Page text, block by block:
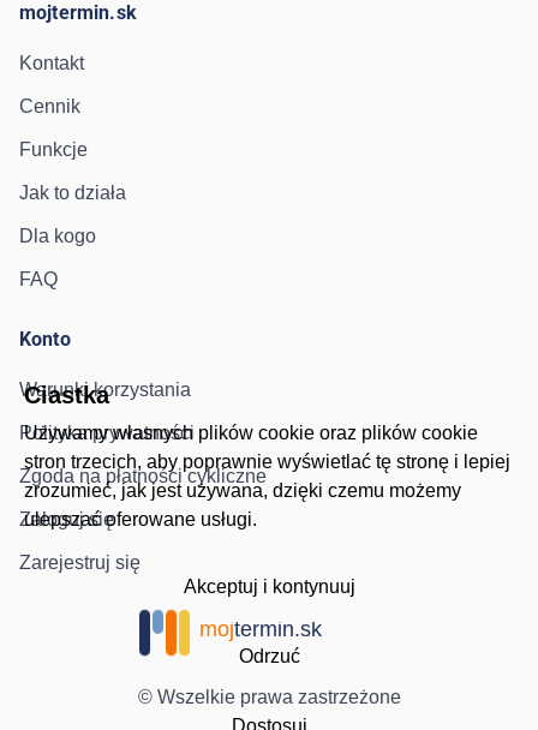
mojtermin.sk
© Wszelkie prawa zastrzeżone
mojtermin.sk
Kontakt
Cennik
Funkcje
Jak to działa
Dla kogo
FAQ
Konto
Warunki korzystania
Polityka prywatności
Zgoda na płatności cykliczne
Zaloguj się
Zarejestruj się
Ciastka
Używamy własnych plików cookie oraz plików cookie
stron trzecich, aby poprawnie wyświetlać tę stronę i lepiej
zrozumieć, jak jest używana, dzięki czemu możemy
ulepszać oferowane usługi.
Akceptuj i kontynuuj
Odrzuć
Dostosuj